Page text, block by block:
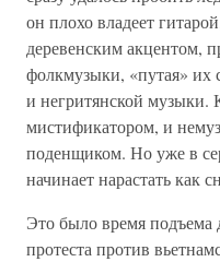
он плохо владеет
деревенским акцентом,
фолкмузыки, «путая» их
и негритянской музыки.
мистификатором, и
поденщиком. Но уже в
начинает нарастать как
Это было время подъема
протеста против